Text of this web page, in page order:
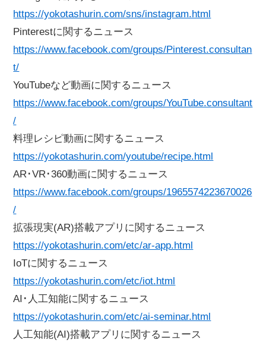
https://yokotashurin.com/sns/instagram.html
Pinterestに関するニュース
https://www.facebook.com/groups/Pinterest.consultan
t/
YouTubeなど動画に関するニュース
https://www.facebook.com/groups/YouTube.consultant
/
料理レシピ動画に関するニュース
https://yokotashurin.com/youtube/recipe.html
AR･VR･360動画に関するニュース
https://www.facebook.com/groups/1965574223670026
/
拡張現実(AR)搭載アプリに関するニュース
https://yokotashurin.com/etc/ar-app.html
IoTに関するニュース
https://yokotashurin.com/etc/iot.html
AI･人工知能に関するニュース
https://yokotashurin.com/etc/ai-seminar.html
人工知能(AI)搭載アプリに関するニュース